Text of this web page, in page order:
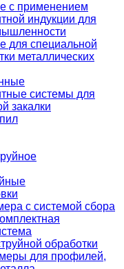
с применением
индукции для
для специальной
металлических
системы для
закалки
с системой сбора
обработки
для профилей,